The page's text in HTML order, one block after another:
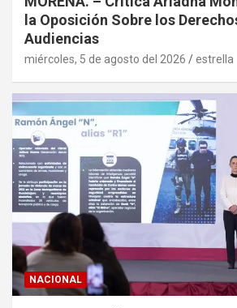
la Oposición Sobre los
Audiencias
miércoles, 5 de agosto del 2026 estrella
NACIONAL